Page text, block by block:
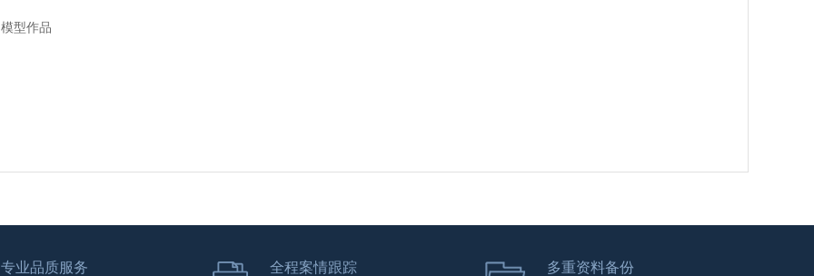
型作品
专业品质服务 全程案情跟踪 多重资料备份